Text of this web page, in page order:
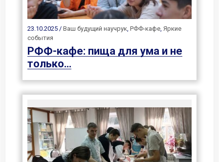
23.10.2025 / Ваш будущий научрук, РФФ-кафе, Яркие
события
РФФ-кафе: пища для ума и не
только…